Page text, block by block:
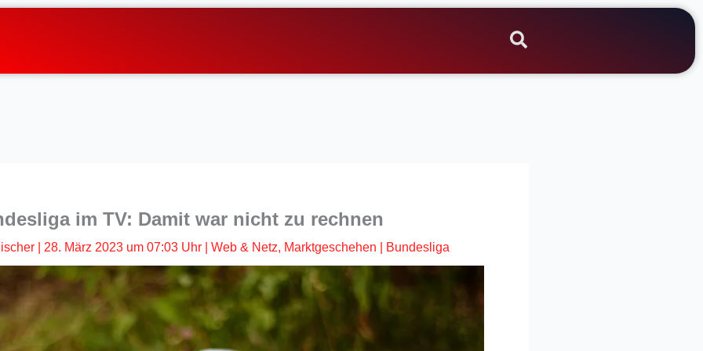
im TV: Damit war nicht zu rechnen
28. März 2023 um 07:03 Uhr Web & Netz, Marktgeschehen Bundesliga